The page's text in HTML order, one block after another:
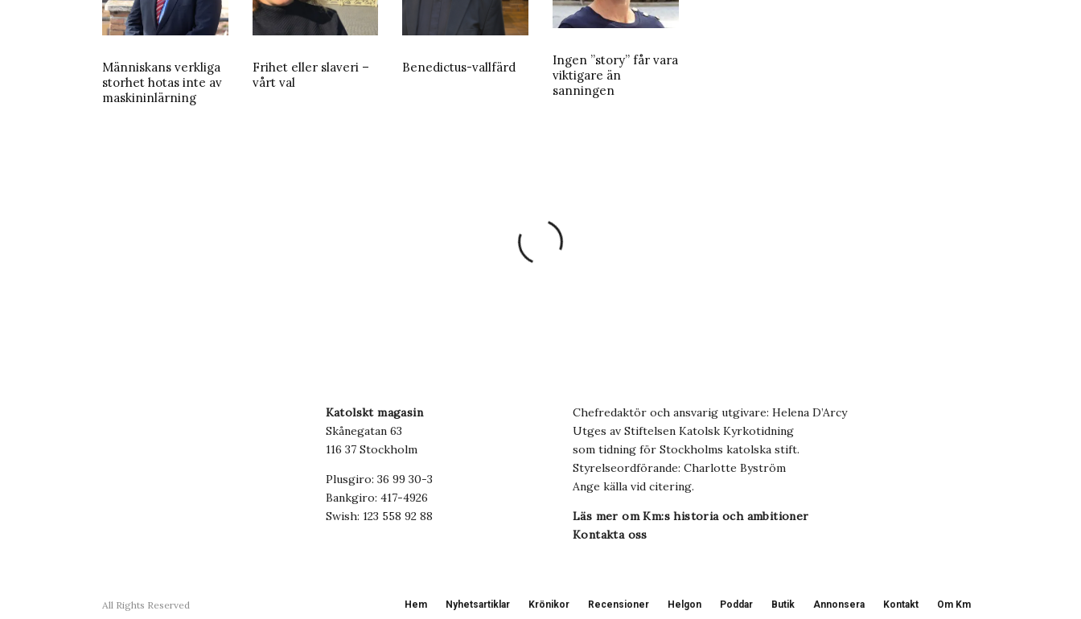
Människans verkliga
storhet hotas inte av
maskininlärning
Frihet eller slaveri –
vårt val
Benedictus-vallfärd
Ingen ”story” får vara
viktigare än
sanningen
Katolskt magasin
Skånegatan 63
116 37 Stockholm
Plusgiro: 36 99 30-3
Bankgiro: 417-4926
Swish: 123 558 92 88
Chefredaktör och ansvarig utgivare: Helena D’Arcy
Utges av Stiftelsen Katolsk Kyrkotidning
som tidning för Stockholms katolska stift.
Styrelseordförande: Charlotte Byström
Ange källa vid citering.
Läs mer om Km:s historia och ambitioner
Kontakta oss
All Rights Reserved Hem Nyhetsartiklar Krönikor Recensioner Helgon Poddar Butik Annonsera Kontakt Om Km